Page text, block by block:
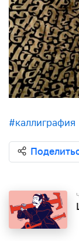
#каллиграфия